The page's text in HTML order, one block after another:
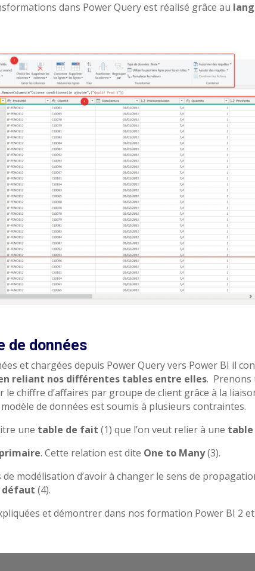
dans Power Query est réalisé grâce au
de données
et chargées depuis Power Query vers Power BI il
reliant nos différentes tables entre elles. Prenons
chiffre d’affaires par groupe de client grâce à la
de données est soumis à plusieurs contraintes.
une table de fait (1) que l’on veut relier à une table
. Cette relation est dite One to Many(3).
modélisation d’avoir à changer le sens de
défaut (4).
et démontrer dans nos formation Power BI 2